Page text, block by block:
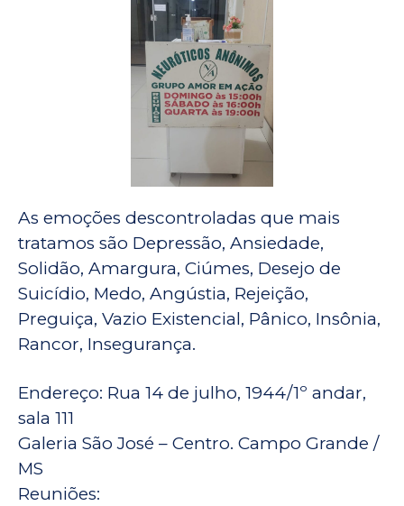
As emoções descontroladas que mais
tratamos são Depressão, Ansiedade,
Solidão, Amargura, Ciúmes, Desejo de
Suicídio, Medo, Angústia, Rejeição,
Preguiça, Vazio Existencial, Pânico, Insônia,
Rancor, Insegurança.
Endereço: Rua 14 de julho, 1944/1º andar,
sala 111
Galeria São José – Centro. Campo Grande /
MS
Reuniões: